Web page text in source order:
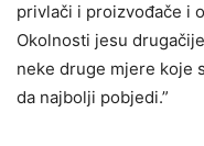
privlači i proizvođače i
Okolnosti jesu
neke druge mjere koje
da najbolji pobjedi.”